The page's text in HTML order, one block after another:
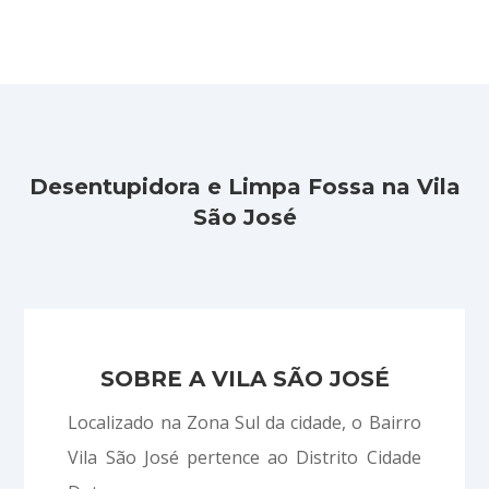
Desentupidora e Limpa Fossa na Vila
São José
SOBRE A VILA SÃO JOSÉ
Localizado na Zona Sul da cidade, o Bairro
Vila São José pertence ao Distrito Cidade